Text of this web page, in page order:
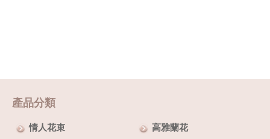
產品分類
情人花束
高雅蘭花